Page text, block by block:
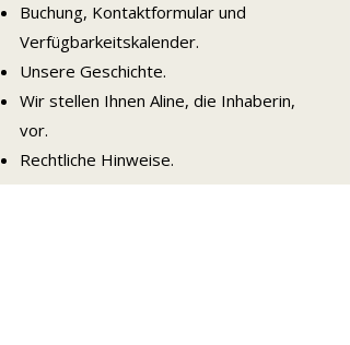
Buchung, Kontaktformular und
Verfügbarkeitskalender.
Unsere Geschichte.
Wir stellen Ihnen Aline, die Inhaberin,
vor.
Rechtliche Hinweise.